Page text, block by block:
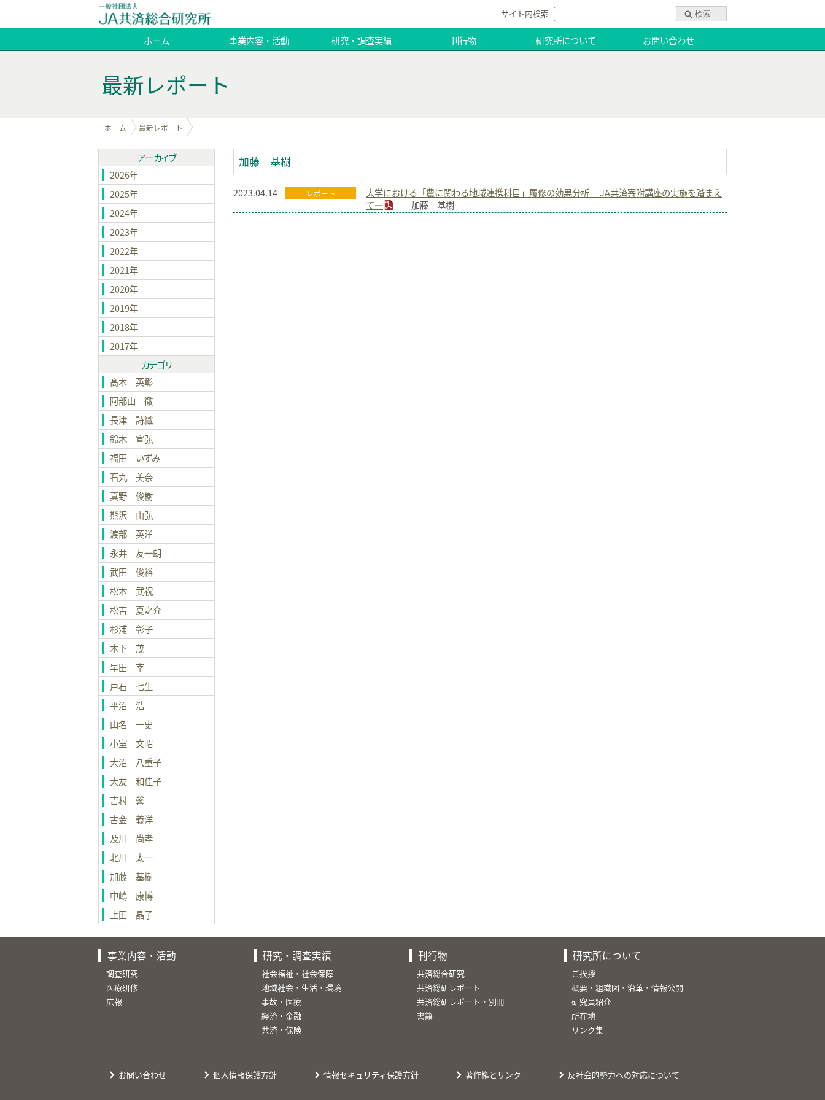
サイト内検索
ホーム 事業内容・活動 研究・調査実績 刊行物 研究所について お問い合わせ
最新レポート
ホーム 最新レポート
アーカイブ
2026年
2025年
2024年
2023年
2022年
2021年
2020年
2019年
2018年
2017年
カテゴリ
髙木 英彰
阿部山 徹
長津 詩織
鈴木 宣弘
福田 いずみ
石丸 美奈
真野 俊樹
熊沢 由弘
渡部 英洋
永井 友一朗
武田 俊裕
松本 武祝
松吉 夏之介
杉浦 彰子
木下 茂
早田 宰
戸石 七生
平沼 浩
山名 一史
小室 文昭
大沼 八重子
大友 和佳子
吉村 馨
古金 義洋
及川 尚孝
北川 太一
加藤 基樹
中嶋 康博
上田 晶子
加藤 基樹
2023.04.14 レポート
大学における「農に関わる地域連携科目」履修の効果分析 ―JA共済寄附講座の実施を踏まえ
て―
加藤 基樹
事業内容・活動
調査研究
医療研修
広報
研究・調査実績
社会福祉・社会保障
地域社会・生活・環境
事故・医療
経済・金融
共済・保険
刊行物
共済総合研究
共済総研レポート
共済総研レポート・別冊
書籍
研究所について
ご挨拶
概要・組織図・沿革・情報公開
研究員紹介
所在地
リンク集
お問い合わせ 個人情報保護方針 情報セキュリティ保護方針 著作権とリンク 反社会的勢力への対応について